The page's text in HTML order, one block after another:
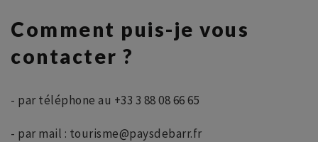
Comment puis-je vous
contacter ?
- par téléphone au +33 3 88 08 66 65
- par mail : tourisme@paysdebarr.fr